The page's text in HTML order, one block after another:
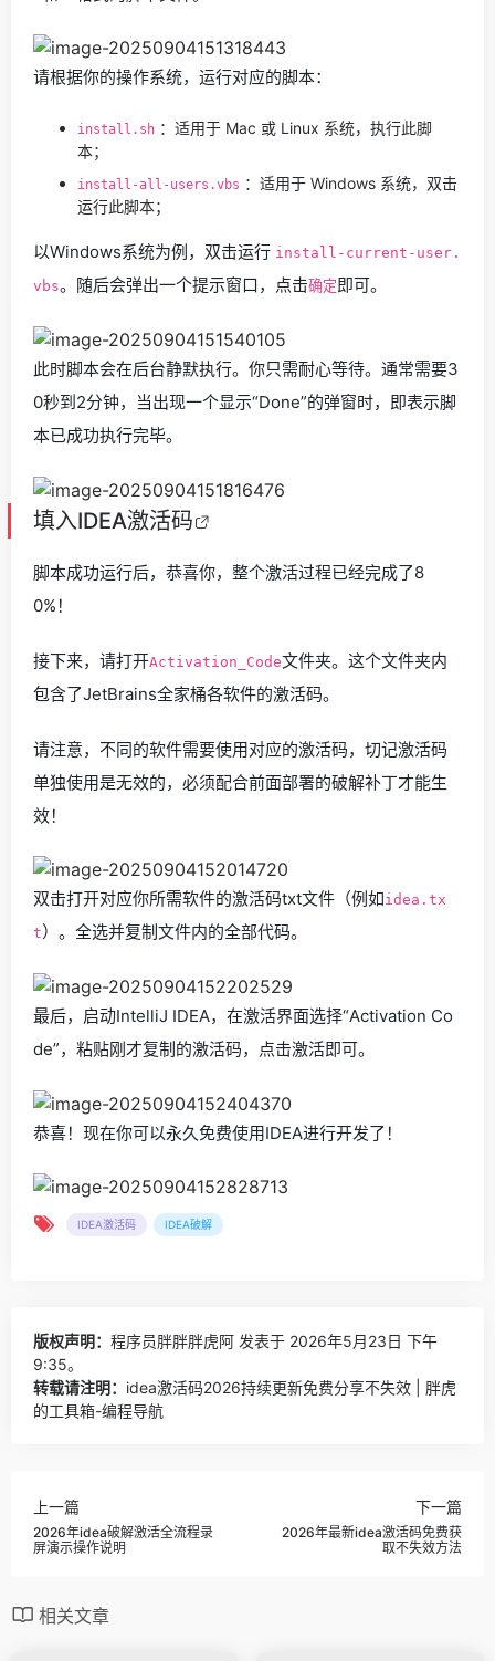
请根据你的操作系统，运行对应的脚本：
install.sh ：适用于 Mac 或 Linux 系统，执行此脚
本；
install-all-users.vbs ：适用于 Windows 系统，双击
运行此脚本；
以Windows系统为例，双击运行 install-current-user.
vbs。随后会弹出一个提示窗口，点击确定 即可。
此时脚本会在后台静默执行。你只需耐心等待。通常需要3
0秒到2分钟，当出现一个显示“Done”的弹窗时，即表示脚
本已成功执行完毕。
填入IDEA激活码
脚本成功运行后，恭喜你，整个激活过程已经完成了8
0%！
接下来，请打开Activation_Code文件夹。这个文件夹内
包含了JetBrains全家桶各软件的激活码。
请注意，不同的软件需要使用对应的激活码，切记激活码
单独使用是无效的，必须配合前面部署的破解补丁才能生
效！
双击打开对应你所需软件的激活码txt文件（例如idea.tx
t）。全选并复制文件内的全部代码。
最后，启动IntelliJ IDEA，在激活界面选择“Activation Co
de”，粘贴刚才复制的激活码，点击激活即可。
恭喜！现在你可以永久免费使用IDEA进行开发了！
IDEA激活码 IDEA破解
版权声明： 程序员胖胖胖虎阿 发表于 2026年5月23日 下午
9:35。
转载请注明： idea激活码2026持续更新免费分享不失效 | 胖虎
的工具箱-编程导航
上一篇
2026年idea破解激活全流程录
屏演示操作说明
下一篇
2026年最新idea激活码免费获
取不失效方法
相关文章